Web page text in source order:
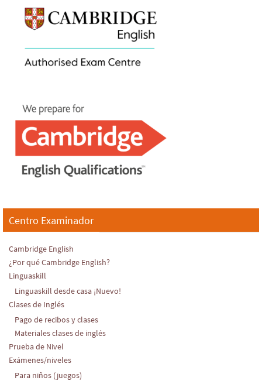
Centro Examinador
Cambridge English
¿Por qué Cambridge English?
Linguaskill
Linguaskill desde casa ¡Nuevo!
Clases de Inglés
Pago de recibos y clases
Materiales clases de inglés
Prueba de Nivel
Exámenes/niveles
Para niños (juegos)